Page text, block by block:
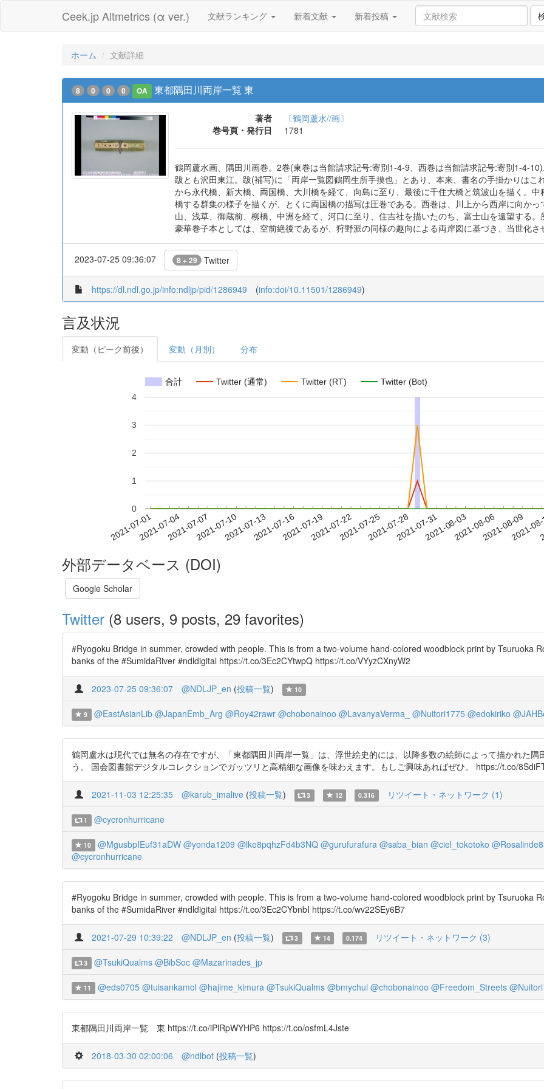
Ceek.jp Altmetrics (α ver.) 文献ランキング 新着文献 新着投稿
ホーム 文献詳細
8 0 0 0 OA 東都隅田川両岸一覧 東
著者
〔鶴岡蘆水//画〕
巻号頁・発行日
1781
鶴岡蘆水画、隅田川画巻。2巻(東巻は当館請求記号:寄別1-4-9、西巻は当館請求記号:寄別1-4-
跋とも沢田東江。跋(補写)に「両岸一覧図鶴岡生所手摸也」とあり、本来、書名の手掛かりは
から永代橋、新大橋、両国橋、大川橋を経て、向島に至り、最後に千住大橋と筑波山を描く。
橋する群集の様子を描くが、とくに両国橋の描写は圧巻である。西巻は、川上から西岸に向か
山、浅草、御蔵前、柳橋、中洲を経て、河口に至り、住吉社を描いたのち、富士山を遠望する
豪華巻子本としては、空前絶後であるが、狩野派の同様の趣向による両岸図に基づき、当世化
2023-07-25 09:36:07 8 + 29 Twitter
https://dl.ndl.go.jp/info:ndljp/pid/1286949 (info:doi/10.11501/1286949)
言及状況
変動（ピーク前後） 変動（月別） 分布
合計 Twitter (通常) Twitter (RT) Twitter (Bot)
2021-07-012021-07-042021-07-072021-07-102021-07-132021-07-162021-07-192021-07-222021-07-252021-07-282021-07-312021-08-032021-08-062021-08-09
2021-
0
1
2
3
4
外部データベース (DOI)
Google Scholar
Twitter (8 users, 9 posts, 29 favorites)
#Ryogoku Bridge in summer, crowded with people. This is from a two-volume hand-colored woodblock print by Tsuruoka
banks of the #SumidaRiver #ndldigital https://t.co/3Ec2CYtwpQ https://t.co/VYyzCXnyW2
2023-07-25 09:36:07 @NDLJP_en (投稿一覧) 10
9 @EastAsianLib @JapanEmb_Arg @Roy42rawr @chobonainoo @LavanyaVerma_ @Nuitori1775 @edokiriko
鶴岡盧水は現代では無名の存在ですが、「東都隅田川両岸一覧」は、浮世絵史的には、以降多数の絵師によって描かれた
う。 国会図書館デジタルコレクションでガッツリと高精細な画像を味わえます。もしご興味あればぜひ。 https://t.co/
2021-11-03 12:25:35 @karub_imalive (投稿一覧) 3 12 0.316 リツイート・ネットワーク (1)
1 @cycronhurricane
10 @MgusbpIEuf31aDW @yonda1209 @lke8pqhzFd4b3NQ @gurufurafura @saba_bian @ciel_tokotoko
@cycronhurricane
#Ryogoku Bridge in summer, crowded with people. This is from a two-volume hand-colored woodblock print by Tsuruoka
banks of the #SumidaRiver #ndldigital https://t.co/3Ec2CYbnbI https://t.co/wv22SEy6B7
2021-07-29 10:39:22 @NDLJP_en (投稿一覧) 3 14 0.174 リツイート・ネットワーク (3)
3 @TsukiQualms @BibSoc @Mazarinades_jp
11 @eds0705 @tuisankamol @hajime_kimura @TsukiQualms @bmychui @chobonainoo @Freedom_Streets
東都隅田川両岸一覧 東 https://t.co/iPlRpWYHP6 https://t.co/osfmL4Jste
2018-03-30 02:00:06 @ndlbot (投稿一覧)